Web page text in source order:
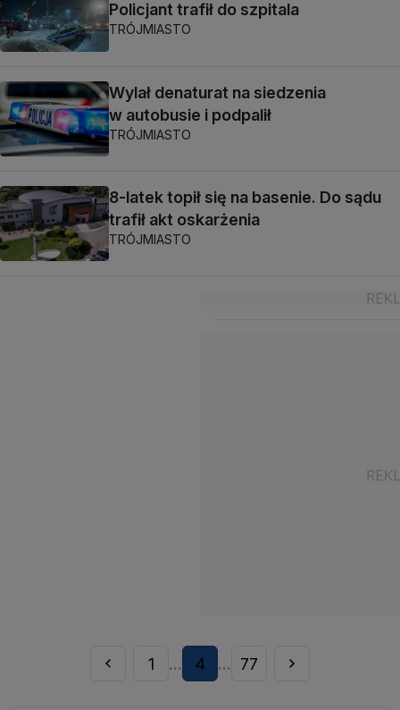
Policjant trafił do szpitala
TRÓJMIASTO
Wylał denaturat na siedzenia
w autobusie i podpalił
TRÓJMIASTO
8-latek topił się na basenie. Do sądu
trafił akt oskarżenia
TRÓJMIASTO
1 ... 4 ... 77